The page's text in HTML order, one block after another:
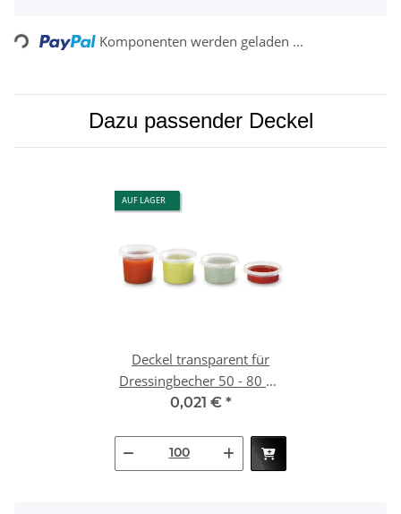
Loading... Komponenten werden geladen ...
Dazu passender Deckel
AUF LAGER
Deckel transparent für
Dressingbecher 50 - 80 ml
| VPE 2000 (20 x 100)
0,021 € *